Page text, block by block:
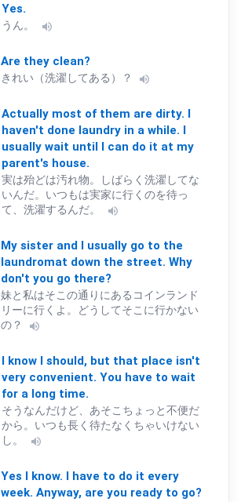
Yes.
うん。 volume_up
Are they clean?
きれい（洗濯してある）？ volume_up
Actually most of them are dirty. I
haven't done laundry in a while. I
usually wait until I can do it at my
parent's house.
実は殆どは汚れ物。しばらく洗濯してな
いんだ。いつもは実家に行くのを待っ
て、洗濯するんだ。
volume_up
My sister and I usually go to the
laundromat down the street. Why
don't you go there?
妹と私はそこの通りにあるコインランド
リーに行くよ。どうしてそこに行かない
の？
volume_up
I know I should, but that place isn't
very convenient. You have to wait
for a long time.
そうなんだけど、あそこちょっと不便だ
から。いつも長く待たなくちゃいけない
し。
volume_up
Yes I know. I have to do it every
week. Anyway, are you ready to go?